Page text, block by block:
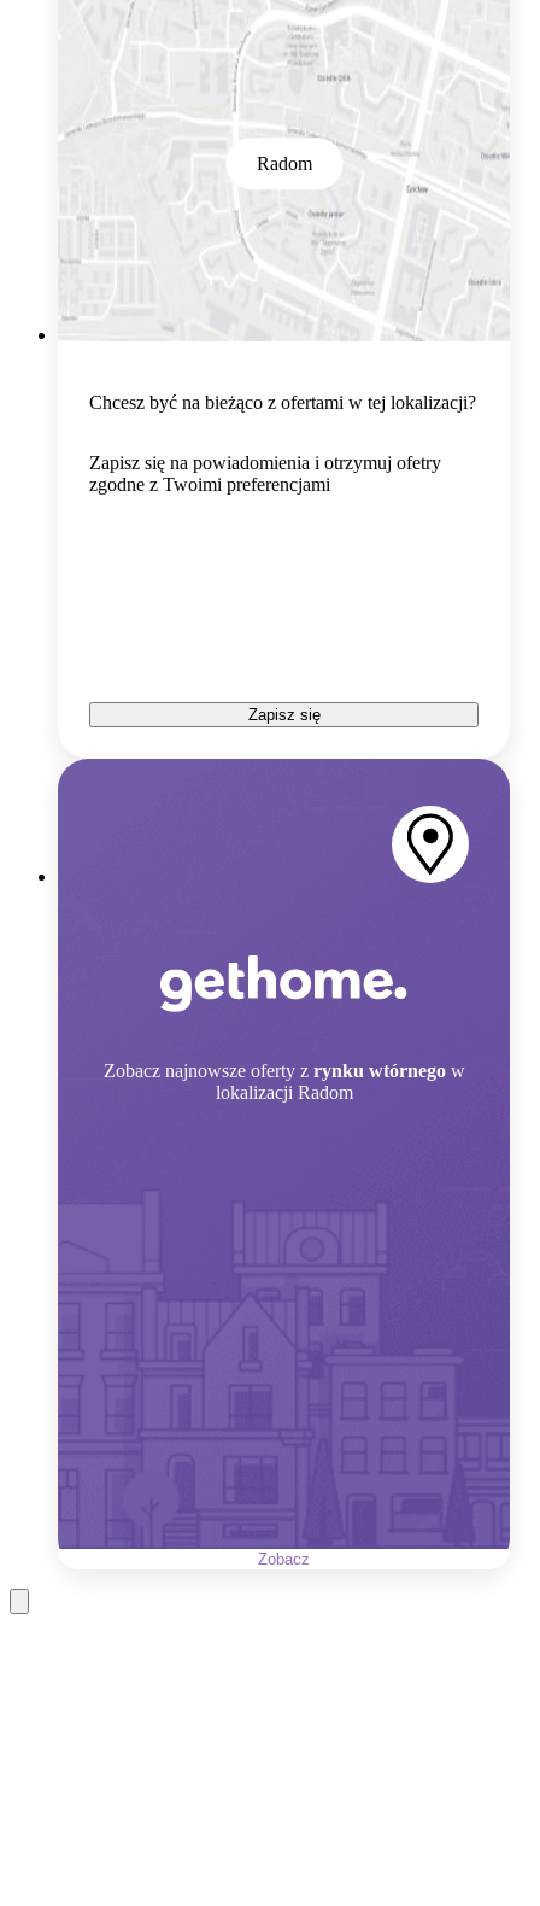
Radom
Chcesz być na bieżąco z ofertami w tej lokalizacji?
Zapisz się na powiadomienia i otrzymuj ofetry
zgodne z Twoimi preferencjami
Zapisz się
Zobacz najnowsze oferty z rynku wtórnego w
lokalizacji Radom
Zobacz